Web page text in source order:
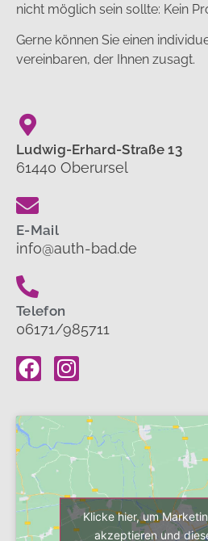
nicht möglich sein sollte: Kein
Gerne können Sie einen
vereinbaren, der Ihnen zusagt.
Ludwig-Erhard-Straße 13
61440 Oberursel
E-Mail
info@auth-bad.de
Telefon
06171/985711
Klicke hier, um
akzeptieren und